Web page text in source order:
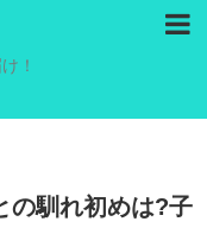
！
の馴れ初めは?子